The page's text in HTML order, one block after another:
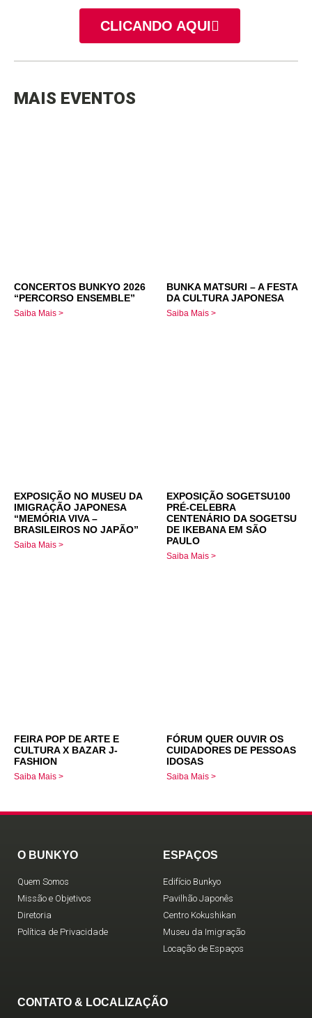
CLICANDO AQUI
MAIS EVENTOS
CONCERTOS BUNKYO 2026
“PERCORSO ENSEMBLE”
Saiba Mais >
BUNKA MATSURI – A FESTA
DA CULTURA JAPONESA
Saiba Mais >
EXPOSIÇÃO NO MUSEU DA
IMIGRAÇÃO JAPONESA
“MEMÓRIA VIVA –
BRASILEIROS NO JAPÃO”
Saiba Mais >
EXPOSIÇÃO SOGETSU100
PRÉ-CELEBRA
CENTENÁRIO DA SOGETSU
DE IKEBANA EM SÃO
PAULO
Saiba Mais >
FEIRA POP DE ARTE E
CULTURA X BAZAR J-
FASHION
Saiba Mais >
FÓRUM QUER OUVIR OS
CUIDADORES DE PESSOAS
IDOSAS
Saiba Mais >
O BUNKYO
Quem Somos
Missão e Objetivos
Diretoria
Política de Privacidade
ESPAÇOS
Edifício Bunkyo
Pavilhão Japonês
Centro Kokushikan
Museu da Imigração
Locação de Espaços
CONTATO & LOCALIZAÇÃO